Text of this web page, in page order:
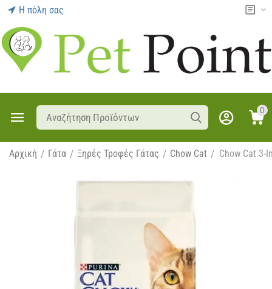
Η πόλη σας
0
Αρχική / Γάτα / Ξηρές Τροφές Γάτας / Chow Cat / Chow Cat 3-